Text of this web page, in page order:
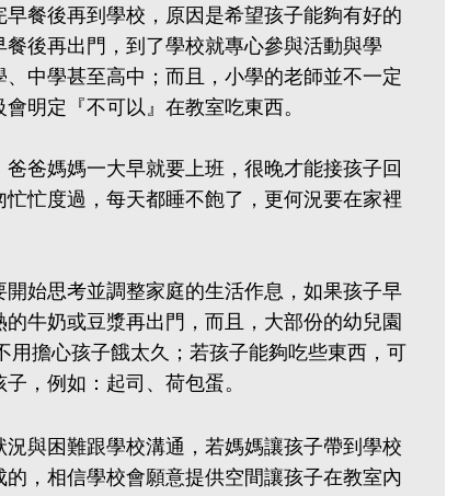
餐後再到學校，原因是希望孩子能夠有好的
後再出門，到了學校就專心參與活動與學
中學甚至高中；而且，小學的老師並不一定
明定『不可以』在教室吃東西。
爸媽媽一大早就要上班，很晚才能接孩子回
忙度過，每天都睡不飽了，更何況要在家裡
始思考並調整家庭的生活作息，如果孩子早
牛奶或豆漿再出門，而且，大部份的幼兒園
擔心孩子餓太久；若孩子能夠吃些東西，可
，例如：起司、荷包蛋。
與困難跟學校溝通，若媽媽讓孩子帶到學校
，相信學校會願意提供空間讓孩子在教室內